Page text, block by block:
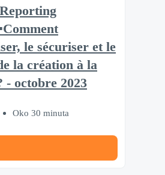
le sécuriser et le
la création à la
- octobre 2023
Oko 30 minuta